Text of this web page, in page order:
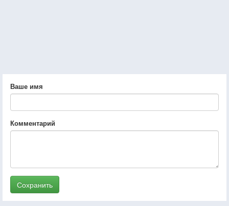
Ваше имя
Комментарий
Сохранить